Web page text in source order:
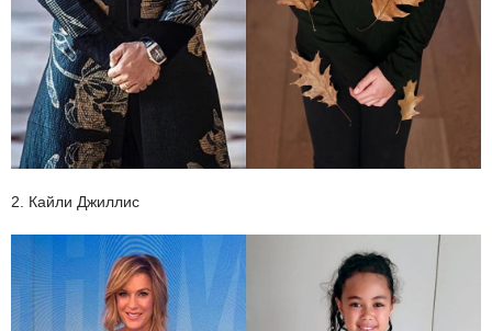
2. Кайли Джиллис